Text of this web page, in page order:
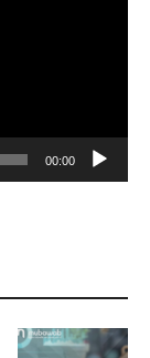
00:00